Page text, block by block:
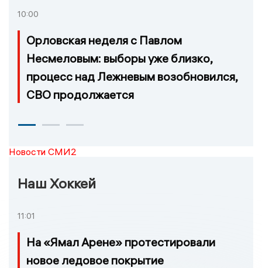
10:00
Орловская неделя с Павлом
Несмеловым: выборы уже близко,
процесс над Лежневым возобновился,
СВО продолжается
Новости СМИ2
Наш Хоккей
11:01
На «Ямал Арене» протестировали
новое ледовое покрытие